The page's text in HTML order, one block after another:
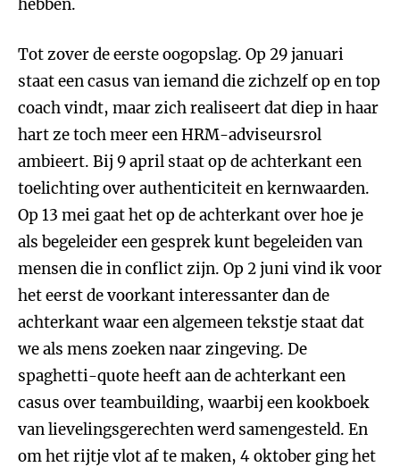
hebben.
Tot zover de eerste oogopslag. Op 29 januari
staat een casus van iemand die zichzelf op en top
coach vindt, maar zich realiseert dat diep in haar
hart ze toch meer een HRM-adviseursrol
ambieert. Bij 9 april staat op de achterkant een
toelichting over authenticiteit en kernwaarden.
Op 13 mei gaat het op de achterkant over hoe je
als begeleider een gesprek kunt begeleiden van
mensen die in conflict zijn. Op 2 juni vind ik voor
het eerst de voorkant interessanter dan de
achterkant waar een algemeen tekstje staat dat
we als mens zoeken naar zingeving. De
spaghetti-quote heeft aan de achterkant een
casus over teambuilding, waarbij een kookboek
van lievelingsgerechten werd samengesteld. En
om het rijtje vlot af te maken, 4 oktober ging het